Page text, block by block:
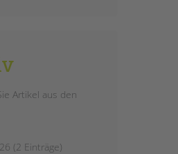
Artikel aus den
(2 Einträge)